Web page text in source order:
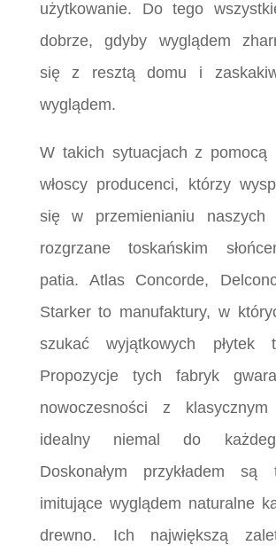
użytkowanie. Do tego
dobrze, gdyby wyglądem
się z resztą domu i
wyglądem.
W takich sytuacjach z pomocą
włoscy producenci, którzy
się w przemienianiu naszych
rozgrzane toskańskim
patia. Atlas Concorde,
Starker to manufaktury, w
szukać wyjątkowych płytek
Propozycje tych fabryk
nowoczesności z klasycznym
idealny niemal do
Doskonałym przykładem są
imitujące wyglądem naturalne
drewno. Ich największą